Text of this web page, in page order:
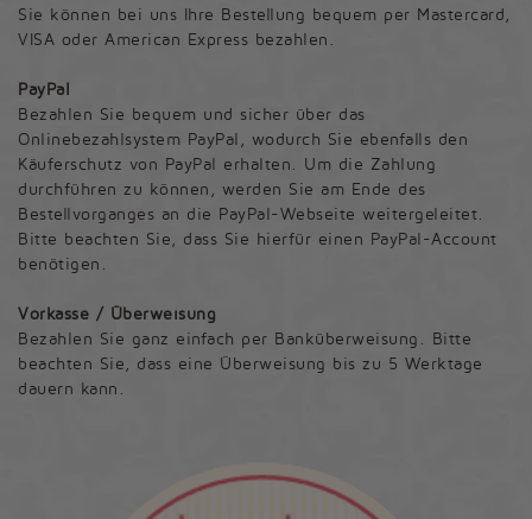
Sie können bei uns Ihre Bestellung bequem per Mastercard,
VISA oder American Express bezahlen.
PayPal
Bezahlen Sie bequem und sicher über das
Onlinebezahlsystem PayPal, wodurch Sie ebenfalls den
Käuferschutz von PayPal erhalten. Um die Zahlung
durchführen zu können, werden Sie am Ende des
Bestellvorganges an die PayPal-Webseite weitergeleitet.
Bitte beachten Sie, dass Sie hierfür einen PayPal-Account
benötigen.
Vorkasse / Überweisung
Bezahlen Sie ganz einfach per Banküberweisung. Bitte
beachten Sie, dass eine Überweisung bis zu 5 Werktage
dauern kann.